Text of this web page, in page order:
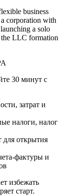
business
corporation with
a solo
the LLC formation
30 минут с
затрат и
налоги, налог
открытия
и
избежать
старт.